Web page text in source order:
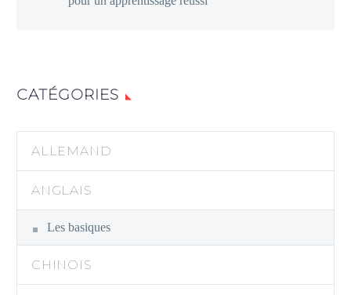
CATÉGORIES
ALLEMAND
ANGLAIS
Les basiques
CHINOIS